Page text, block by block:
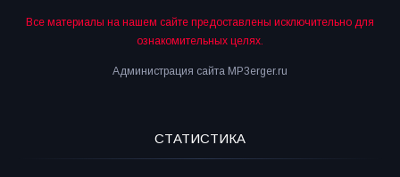
Все материалы на нашем сайте предоставлены исключительно для
ознакомительных целях.
Администрация сайта MP3erger.ru
СТАТИСТИКА